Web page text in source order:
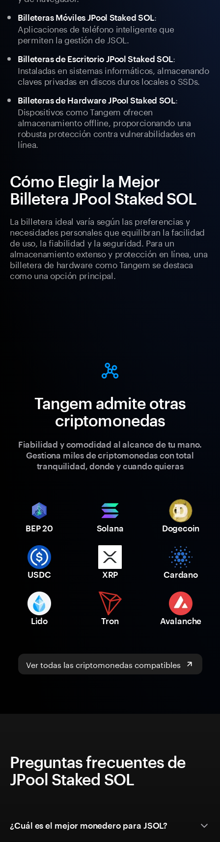
Billeteras Móviles JPool Staked SOL:
Aplicaciones de teléfono inteligente que
permiten la gestión de JSOL.
Billeteras de Escritorio JPool Staked SOL:
Instaladas en sistemas informáticos, almacenando
claves privadas en discos duros locales o SSDs.
Billeteras de Hardware JPool Staked SOL:
Dispositivos como Tangem ofrecen
almacenamiento offline, proporcionando una
robusta protección contra vulnerabilidades en
línea.
Cómo Elegir la Mejor
Billetera JPool Staked SOL
La billetera ideal varía según las preferencias y
necesidades personales que equilibran la facilidad
de uso, la fiabilidad y la seguridad. Para un
almacenamiento extenso y protección en línea, una
billetera de hardware como Tangem se destaca
como una opción principal.
Tangem admite otras
criptomonedas
Fiabilidad y comodidad al alcance de tu mano.
Gestiona miles de criptomonedas con total
tranquilidad, donde y cuando quieras
BEP 20 Solana Dogecoin
USDC XRP Cardano
Lido Tron Avalanche
Ver todas las criptomonedas compatibles
Preguntas frecuentes de
JPool Staked SOL
¿Cuál es el mejor monedero para JSOL?